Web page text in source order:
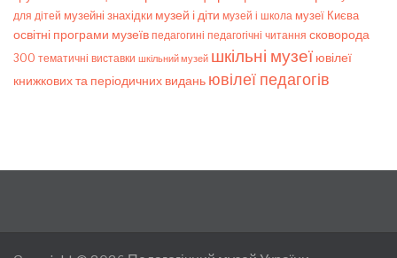
для дітей музейні знахідки музей і діти музей і школа музеї Києва
освітні програми музеїв педагогині педагогічні читання сковорода
300 тематичні виставки шкільний музей шкільні музеї ювілеї
книжкових та періодичних видань ювілеї педагогів